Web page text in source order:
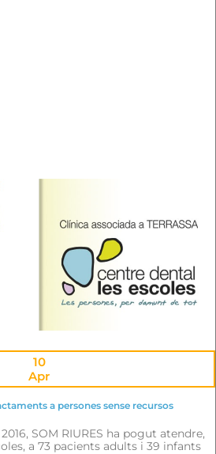
10
Apr
a persones sense recursos
SOM RIURES ha pogut atendre,
a 73 pacients adults i 39 infants